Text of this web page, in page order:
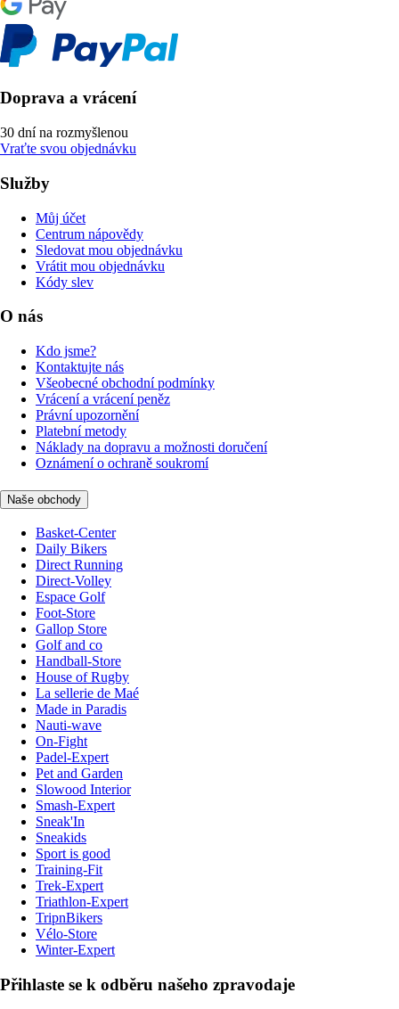
Doprava a vrácení
30 dní na rozmyšlenou
Vraťte svou objednávku
Služby
Můj účet
Centrum nápovědy
Sledovat mou objednávku
Vrátit mou objednávku
Kódy slev
O nás
Kdo jsme?
Kontaktujte nás
Všeobecné obchodní podmínky
Vrácení a vrácení peněz
Právní upozornění
Platební metody
Náklady na dopravu a možnosti doručení
Oznámení o ochraně soukromí
Naše obchody
Basket-Center
Daily Bikers
Direct Running
Direct-Volley
Espace Golf
Foot-Store
Gallop Store
Golf and co
Handball-Store
House of Rugby
La sellerie de Maé
Made in Paradis
Nauti-wave
On-Fight
Padel-Expert
Pet and Garden
Slowood Interior
Smash-Expert
Sneak'In
Sneakids
Sport is good
Training-Fit
Trek-Expert
Triathlon-Expert
TripnBikers
Vélo-Store
Winter-Expert
Přihlaste se k odběru našeho zpravodaje